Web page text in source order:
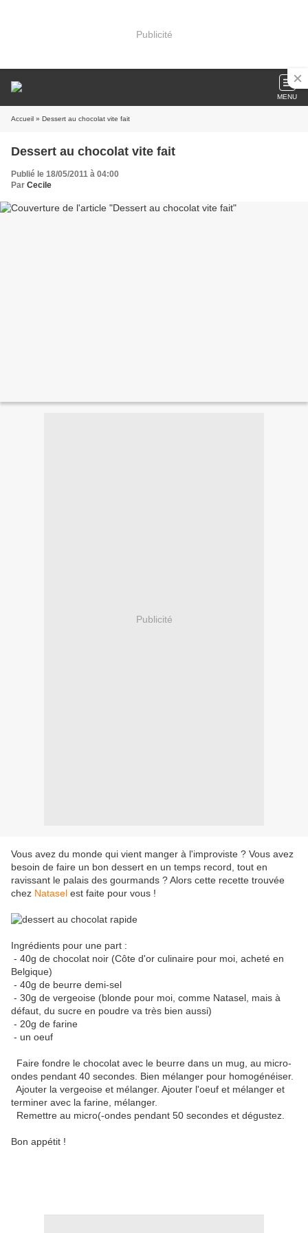
Publicité
MENU
Accueil » Dessert au chocolat vite fait
Dessert au chocolat vite fait
Publié le 18/05/2011 à 04:00
Par Cecile
Publicité
Vous avez du monde qui vient manger à l'improviste ? Vous avez
besoin de faire un bon dessert en un temps record, tout en
ravissant le palais des gourmands ? Alors cette recette trouvée
chez Natasel est faite pour vous !
Ingrédients pour une part :
- 40g de chocolat noir (Côte d'or culinaire pour moi, acheté en
Belgique)
- 40g de beurre demi-sel
- 30g de vergeoise (blonde pour moi, comme Natasel, mais à
défaut, du sucre en poudre va très bien aussi)
- 20g de farine
- un oeuf
Faire fondre le chocolat avec le beurre dans un mug, au micro-
ondes pendant 40 secondes. Bien mélanger pour homogénéiser.
Ajouter la vergeoise et mélanger. Ajouter l'oeuf et mélanger et
terminer avec la farine, mélanger.
Remettre au micro(-ondes pendant 50 secondes et dégustez.
Bon appétit !